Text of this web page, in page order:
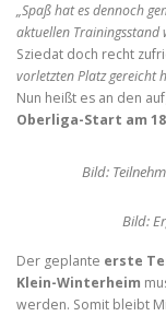
„Spaß hat es dennoch
aktuellen Trainingsstand
Sziedat doch recht
vorletzten Platz gereicht
Nun heißt es an den
Oberliga-Start am
Bild:
Bild:
Der geplante erste
Klein-Winterheim
werden. Somit bleibt